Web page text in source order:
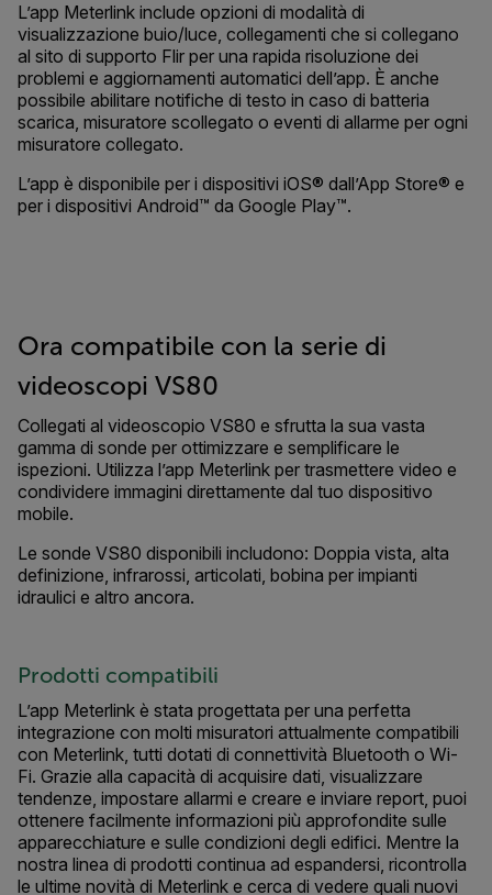
L’app Meterlink include opzioni di modalità di
visualizzazione buio/luce, collegamenti che si collegano
al sito di supporto Flir per una rapida risoluzione dei
problemi e aggiornamenti automatici dell’app. È anche
possibile abilitare notifiche di testo in caso di batteria
scarica, misuratore scollegato o eventi di allarme per ogni
misuratore collegato.
L’app è disponibile per i dispositivi iOS® dall’App Store® e
per i dispositivi Android™ da Google Play™.
Ora compatibile con la serie di
videoscopi VS80
Collegati al videoscopio VS80 e sfrutta la sua vasta
gamma di sonde per ottimizzare e semplificare le
ispezioni. Utilizza l’app Meterlink per trasmettere video e
condividere immagini direttamente dal tuo dispositivo
mobile.
Le sonde VS80 disponibili includono: Doppia vista, alta
definizione, infrarossi, articolati, bobina per impianti
idraulici e altro ancora.
Prodotti compatibili
L’app Meterlink è stata progettata per una perfetta
integrazione con molti misuratori attualmente compatibili
con Meterlink, tutti dotati di connettività Bluetooth o Wi-
Fi. Grazie alla capacità di acquisire dati, visualizzare
tendenze, impostare allarmi e creare e inviare report, puoi
ottenere facilmente informazioni più approfondite sulle
apparecchiature e sulle condizioni degli edifici. Mentre la
nostra linea di prodotti continua ad espandersi, ricontrolla
le ultime novità di Meterlink e cerca di vedere quali nuovi